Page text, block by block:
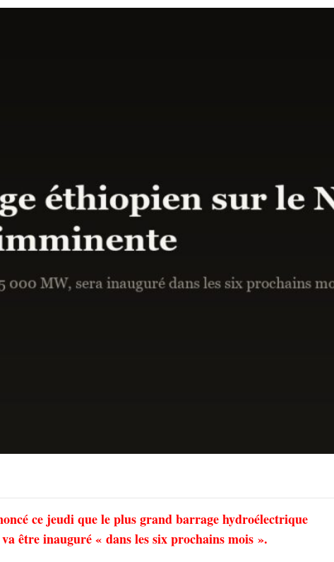
ce jeudi que le plus grand barrage hydroélectrique
être inauguré « dans les six prochains mois ».